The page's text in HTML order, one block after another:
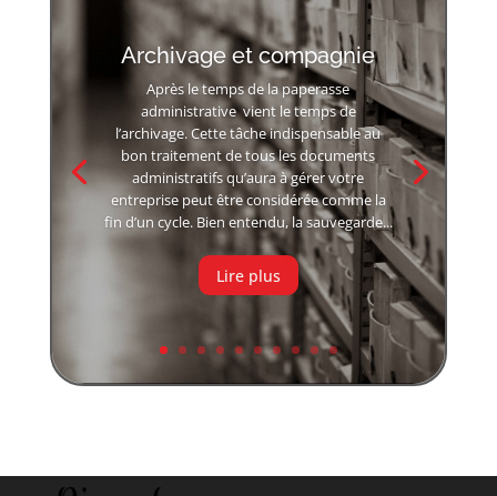
Archivage et compagnie
Après le temps de la paperasse
administrative vient le temps de
l’archivage. Cette tâche indispensable au
bon traitement de tous les documents
administratifs qu’aura à gérer votre
entreprise peut être considérée comme la
fin d’un cycle. Bien entendu, la sauvegarde...
Lire plus